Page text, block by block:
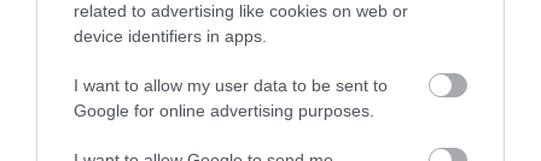
related to advertising like cookies on web or
device identifiers in apps.
I want to allow my user data to be sent to
Google for online advertising purposes.